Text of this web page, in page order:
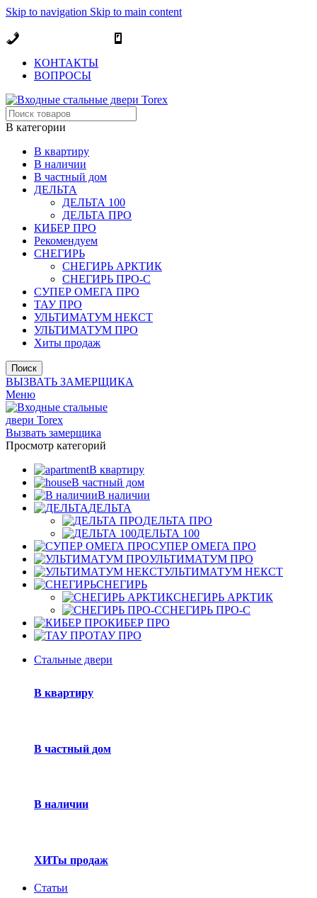
Skip to navigation Skip to main content
КОНТАКТЫ
ВОПРОСЫ
В категории
В квартиру
В наличии
В частный дом
ДЕЛЬТА
ДЕЛЬТА 100
ДЕЛЬТА ПРО
КИБЕР ПРО
Рекомендуем
СНЕГИРЬ
СНЕГИРЬ АРКТИК
СНЕГИРЬ ПРО-С
СУПЕР ОМЕГА ПРО
ТАУ ПРО
УЛЬТИМАТУМ НЕКСТ
УЛЬТИМАТУМ ПРО
Хиты продаж
Поиск
ВЫЗВАТЬ ЗАМЕРЩИКА
Меню
Вызвать замерщика
Просмотр категорий
В квартиру
В частный дом
В наличии
ДЕЛЬТА
ДЕЛЬТА ПРО
ДЕЛЬТА 100
СУПЕР ОМЕГА ПРО
УЛЬТИМАТУМ ПРО
УЛЬТИМАТУМ НЕКСТ
СНЕГИРЬ
СНЕГИРЬ АРКТИК
СНЕГИРЬ ПРО-С
КИБЕР ПРО
ТАУ ПРО
Стальные двери
В квартиру
В частный дом
В наличии
ХИТы продаж
Статьи